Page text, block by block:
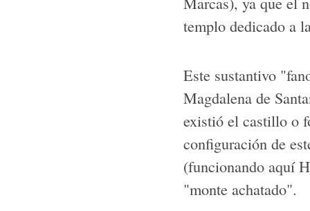
templo dedicado a
Este sustantivo
Magdalena de
existió el castillo o
configuración de
(funcionando aquí
"monte achatado".